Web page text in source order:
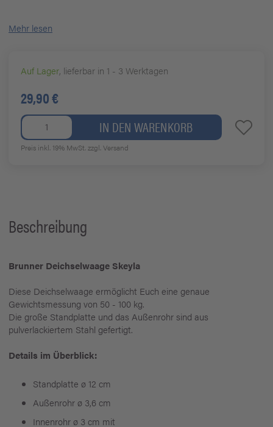
Mehr lesen
Auf Lager, lieferbar in 1 - 3 Werktagen
29,90 €
IN DEN WARENKORB
Preis inkl. 19% MwSt.zzgl. Versand
Beschreibung
Brunner Deichselwaage Skeyla
Diese Deichselwaage ermöglicht Euch eine genaue
Gewichtsmessung von 50 - 100 kg.
Die große Standplatte und das Außenrohr sind aus
pulverlackiertem Stahl gefertigt.
Details im Überblick:
Standplatte ø 12 cm
Außenrohr ø 3,6 cm
Innenrohr ø 3 cm mit